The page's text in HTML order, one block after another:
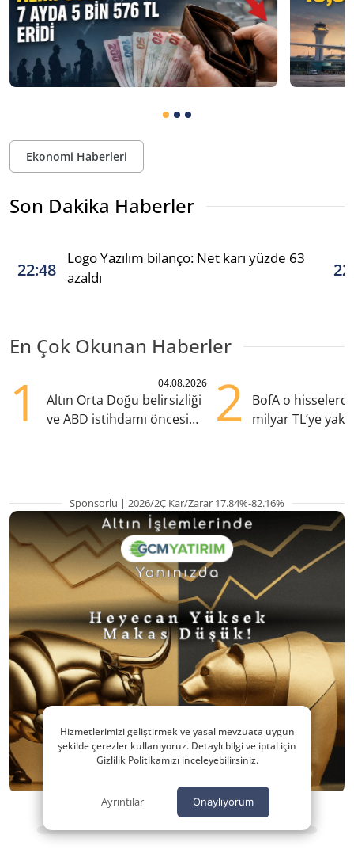
Ekonomi Haberleri
Son Dakika Haberler
22:48
Logo Yazılım bilanço: Net karı yüzde 63
azaldı
En Çok Okunan Haberler
1 04.08.2026
Altın Orta Doğu belirsizliği
ve ABD istihdamı öncesi
2
BofA o
milyar TL’ye
Sponsorlu | 2026/2Ç Kar/Zarar 17.84%-82.16%
Hizmetlerimizi geliştirmek ve yasal mevzuata uygun
şekilde çerezler kullanıyoruz. Detaylı bilgi ve iptal için
Gizlilik Politikamızı inceleyebilirsiniz.
Ayrıntılar Onaylıyorum